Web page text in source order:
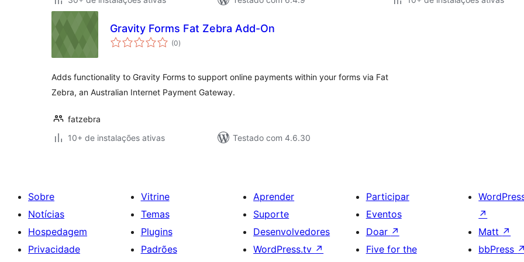
Gravity Forms Fat Zebra Add-On
(0total
de
)
Adds functionality to Gravity Forms to support online payments within your forms via Fat
Zebra, an Australian Internet Payment Gateway.
fatzebra
10+ de instalações ativas
Testado com 4.6.30
Sobre
Notícias
Hospedagem
Privacidade
Vitrine
Temas
Plugins
Padrões
Aprender
Suporte
Desenvolvedores
WordPress.tv ↗
Participar
Eventos
Doar ↗
Five for the
↗
Matt ↗
bbPress